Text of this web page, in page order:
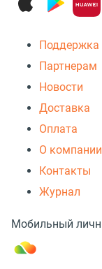
Поддержка
Партнерам
Новости
Доставка
Оплата
О компании
Контакты
Журнал
Мобильный